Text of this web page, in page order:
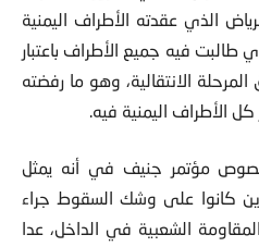
الذي عقدته الأطراف اليمنية
طالبت فيه جميع الأطراف باعتبار
الانتقالية، وهو ما رفضته
الأطراف اليمنية فيه.
مؤتمر جنيف في أنه يمثل
كانوا على وشك السقوط جراء
الشعبية في الداخل، عدا